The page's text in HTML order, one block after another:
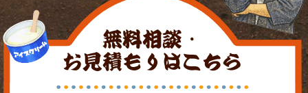
無料相談・
お見積もりはこちら